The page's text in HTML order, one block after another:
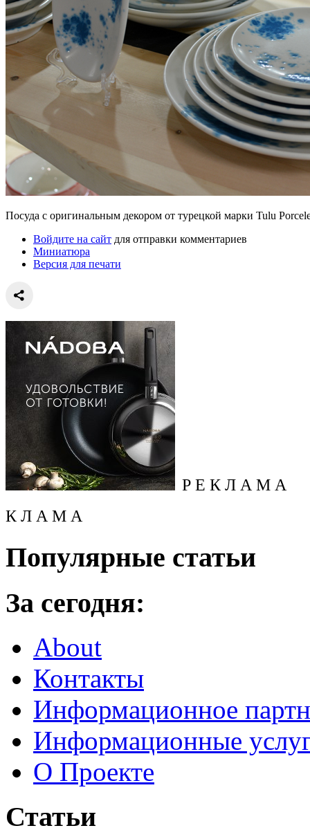
Посуда с оригинальным декором от турецкой марки Tulu
Войдите на сайт для отправки комментариев
Миниатюра
Версия для печати
Р Е К Л А М А
К Л А М А
Популярные статьи
За сегодня:
About
Контакты
Информационное
Информационные
О Проекте
Статьи